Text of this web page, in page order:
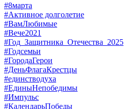
#8марта
#Активное долголетие
#ВамЛюбимые
#Вече2021
#Год_Защитника_Отечества_2025
#Годсемьи
#ГородаГерои
#ДеньФлагаКрестцы
#единстводуха
#ЕдиныНепобедимы
#Импульс
#КалендарьПобеды